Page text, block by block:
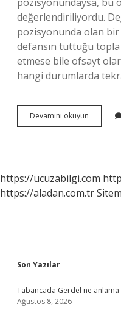
değerlendiriliyordu.
pozisyonunda olan
defansın tuttuğu
etmese bile ofsayt
hangi durumlarda
Devamını okuyun Penaltıda
Dönen
https://ucuzabilgi.com
https://aladan.com.tr
Sidebar
Son Yazılar
Tabancada Gerdel ne anlama
Ağustos 8, 2026